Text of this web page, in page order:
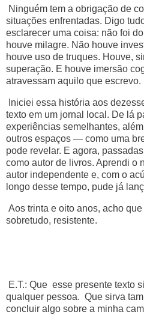
Ninguém tem a obrigação de
situações enfrentadas. Digo
esclarecer uma coisa: não foi
houve milagre. Não houve
houve uso de truques. Houve,
superação. E houve imersão
atravessam aquilo que escrevo.
Iniciei essa história aos
texto em um jornal local. De lá
experiências semelhantes,
outros espaços — como uma
pode revelar. E agora,
como autor de livros. Aprendi o
autor independente e, com o
longo desse tempo, pude já
Aos trinta e oito anos, acho
sobretudo, resistente.
E.T.: Que esse presente texto
qualquer pessoa. Que sirva
concluir algo sobre a minha